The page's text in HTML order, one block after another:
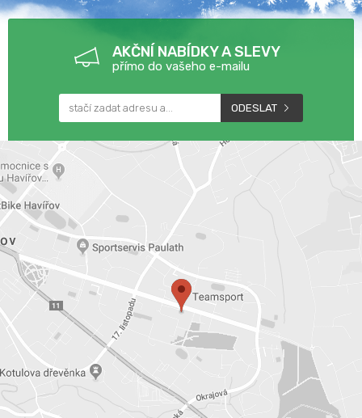
AKČNÍ NABÍDKY A SLEVY
přímo do vašeho e-mailu
ODESLAT